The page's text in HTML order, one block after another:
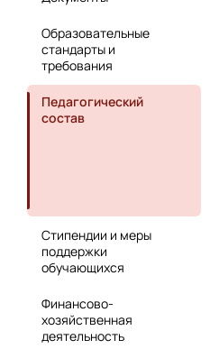
Образовательные
стандарты и
требования
Педагогический
состав
Стипендии и меры
поддержки
обучающихся
Финансово-
хозяйственная
деятельность